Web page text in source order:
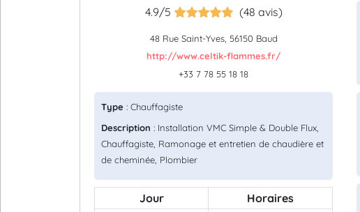
4.9/5 (48 avis)
48 Rue Saint-Yves, 56150 Baud
http://www.celtik-flammes.fr/
+33 7 78 55 18 18
Type : Chauffagiste
Description : Installation VMC Simple & Double Flux,
Chauffagiste, Ramonage et entretien de chaudière et
de cheminée, Plombier
Jour
Horaires